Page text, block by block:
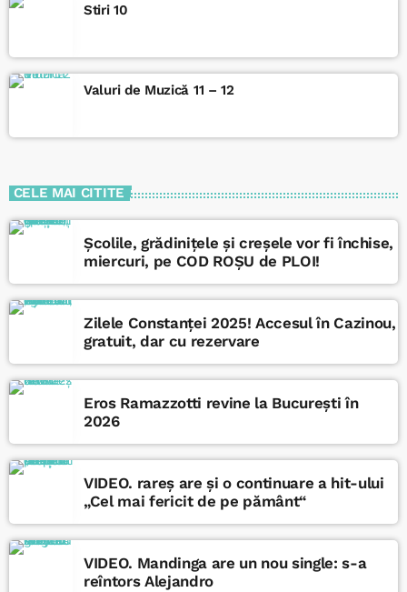
Stiri 10
Valuri de Muzică 11 – 12
CELE MAI CITITE
Școlile, grădinițele și creșele vor fi închise,
miercuri, pe COD ROȘU de PLOI!
Zilele Constanței 2025! Accesul în Cazinou,
gratuit, dar cu rezervare
Eros Ramazzotti revine la București în
2026
VIDEO. rareș are și o continuare a hit-ului
„Cel mai fericit de pe pământ“
VIDEO. Mandinga are un nou single: s-a
reîntors Alejandro